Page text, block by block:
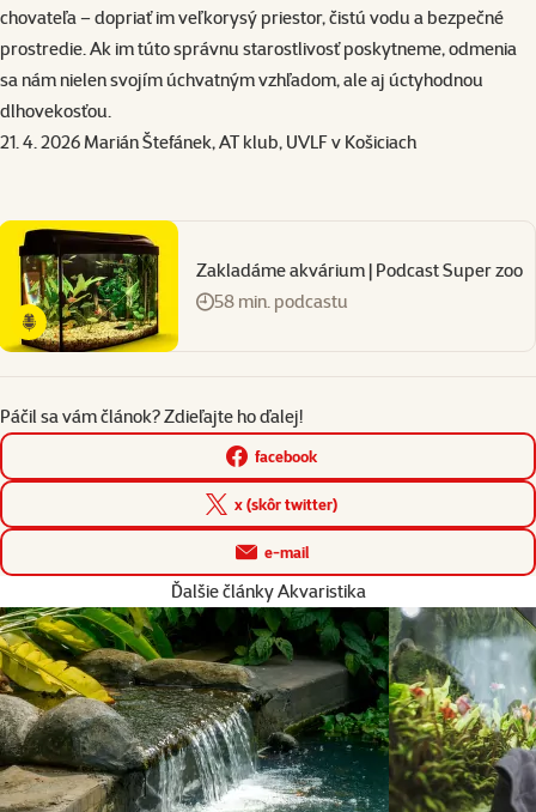
chovateľa – dopriať im veľkorysý priestor, čistú vodu a bezpečné
prostredie. Ak im túto správnu starostlivosť poskytneme, odmenia
sa nám nielen svojím úchvatným vzhľadom, ale aj úctyhodnou
dlhovekosťou.
21. 4. 2026 Marián Štefánek, AT klub, UVLFv Košiciach
Zakladáme akvárium | Podcast Super zoo
58 min. podcastu
Páčil sa vám článok? Zdieľajte ho ďalej!
facebook
x (skôr twitter)
e-mail
Ďalšie články Akvaristika